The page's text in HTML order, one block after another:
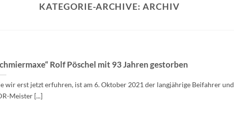
KATEGORIE-ARCHIVE: ARCHIV
Rolf Pöschel mit 93 Jahren gestorben
wir erst jetzt erfuhren, ist am 6. Oktober 2021 der langjährige Beifahrer und
Meister [...]